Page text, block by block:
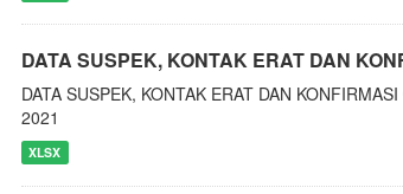
DATA SUSPEK, KONTAK ERAT DAN
DATA SUSPEK, KONTAK ERAT DAN
2021
XLSX